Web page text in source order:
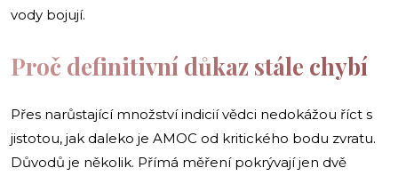
vody bojují.
Proč definitivní důkaz stále chybí
Přes narůstající množství indicií vědci nedokážou říct s
jistotou, jak daleko je AMOC od kritického bodu zvratu.
Důvodů je několik. Přímá měření pokrývají jen dvě